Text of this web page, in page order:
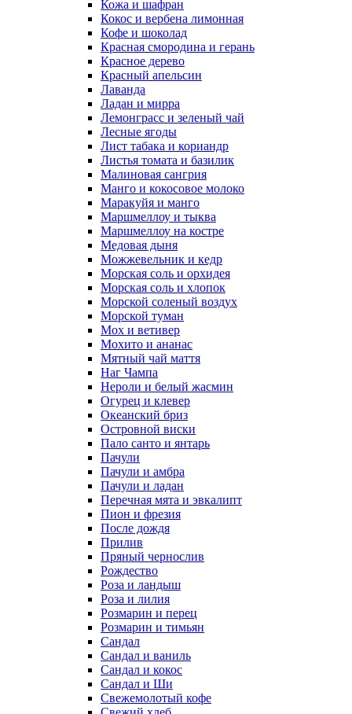
Кожа и шафран
Кокос и вербена лимонная
Кофе и шоколад
Красная смородина и герань
Красное дерево
Красный апельсин
Лаванда
Ладан и мирра
Лемонграсс и зеленый чай
Лесные ягоды
Лист табака и кориандр
Листья томата и базилик
Малиновая сангрия
Манго и кокосовое молоко
Маракуйя и манго
Маршмеллоу и тыква
Маршмеллоу на костре
Медовая дыня
Можжевельник и кедр
Морская соль и орхидея
Морская соль и хлопок
Морской соленый воздух
Морской туман
Мох и ветивер
Мохито и ананас
Мятный чай маття
Наг Чампа
Нероли и белый жасмин
Огурец и клевер
Океанский бриз
Островной виски
Пало санто и янтарь
Пачули
Пачули и амбра
Пачули и ладан
Перечная мята и эвкалипт
Пион и фрезия
После дождя
Прилив
Пряный чернослив
Рождество
Роза и ландыш
Роза и лилия
Розмарин и перец
Розмарин и тимьян
Сандал
Сандал и ваниль
Сандал и кокос
Сандал и Ши
Свежемолотый кофе